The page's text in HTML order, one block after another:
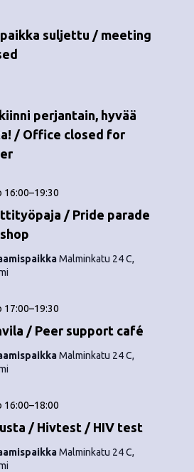
i
i
suljettu / meeting
perjantain, hyvää
/ Office closed for
/ Pride parade
16:00–19:30
Malminkatu 24 C,
/ Peer support café
17:00–19:30
Malminkatu 24 C,
/ Hivtest / HIV test
16:00–18:00
Malminkatu 24 C,